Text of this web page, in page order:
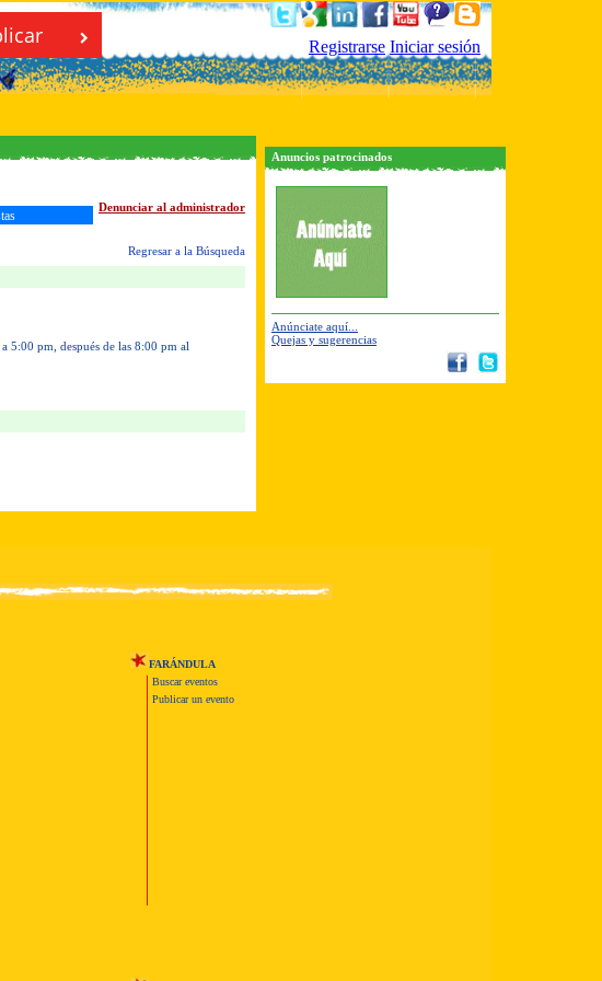
Registrarse Iniciar sesión
Denunciar al administrador
Regresar a la Búsqueda
5:00 pm, después de las 8:00 pm al
Anuncios patrocinados
Anúnciate aquí...
Quejas y sugerencias
FARÁNDULA
Buscar eventos
Publicar un evento